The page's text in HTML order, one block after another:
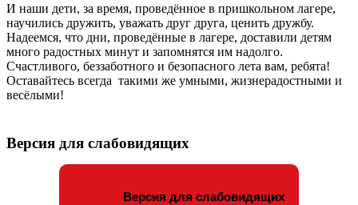
И наши дети, за время, проведённое в пришкольном лагере,
научились дружить, уважать друг друга, ценить дружбу.
Надеемся, что дни, проведённые в лагере, доставили детям
много радостных минут и запомнятся им надолго.
Счастливого, беззаботного и безопасного лета вам, ребята!
Оставайтесь всегда такими же умными, жизнерадостными и
весёлыми!
Версия для слабовидящих
Версия для слабовидящих